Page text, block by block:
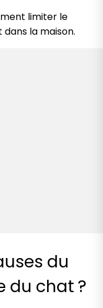
limiter le
la maison.
du
du chat ?